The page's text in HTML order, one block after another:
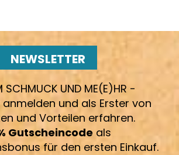
NEWSLETTER
SCHMUCK UND ME(E)HR -
und als Erster von
und Vorteilen erfahren.
Gutscheincodeals
für den ersten Einkauf.